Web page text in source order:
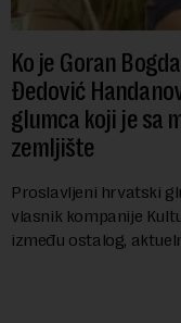
Ko je Goran
Đedović
glumca koji je sa
zemljište
Proslavljeni hrvatski
vlasnik kompanije
između ostalog,